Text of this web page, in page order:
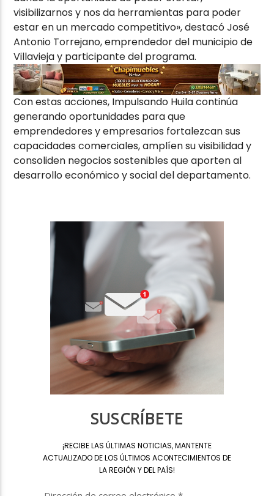
visibilizarnos y nos da herramientas para poder
estar en un mercado competitivo», destacó José
Antonio Torrejano, emprendedor del municipio de
Villavieja y participante del programa.
Con estas acciones, Impulsando Huila continúa
generando oportunidades para que
emprendedores y empresarios fortalezcan sus
capacidades comerciales, amplíen su visibilidad y
consoliden negocios sostenibles que aporten al
desarrollo económico y social del departamento.
SUSCRÍBETE
¡RECIBE LAS ÚLTIMAS NOTICIAS, MANTENTE
ACTUALIZADO DE LOS ÚLTIMOS ACONTECIMIENTOS DE
LA REGIÓN Y DEL PAÍS!